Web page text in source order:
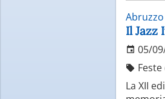
La
carne
alla
di
Abruzzo
Il Jazz
05/
Feste
La XII